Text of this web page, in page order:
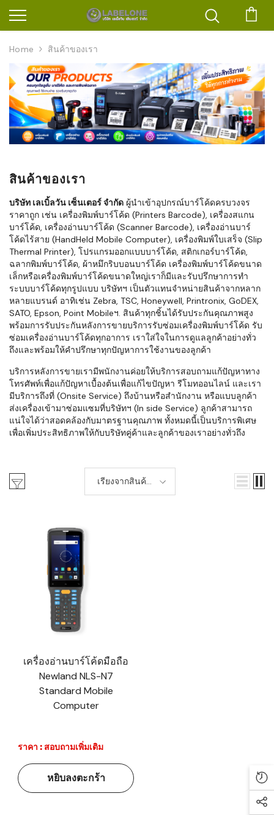
Home สินค้าของเรา
สินค้าของเรา
บริษัท เลเบิ้ลวัน เซ็นเตอร์ จำกัด ผู้นำเข้าอุปกรณ์บาร์โค้ดครบวงจร
ราคาถูก เช่น เครื่องพิมพ์บาร์โค้ด (Printers Barcode), เครื่องสแกน
บาร์โค้ด, เครื่องอ่านบาร์โค้ด (Scanner Barcode), เครื่องอ่านบาร์
โค้ดไร้สาย (HandHeld Mobile Computer), เครื่องพิมพ์ใบเสร็จ (Slip
Thermal Printer), โปรแกรมออกแบบบาร์โค้ด, สติกเกอร์บาร์โค้ด,
ฉลากพิมพ์บาร์โค้ด, ผ้าหมึกริบบอนบาร์โค้ด เครื่องพิมพ์บาร์โค้ดขนาด
เล็กหรือเครื่องพิมพ์บาร์โค้ดขนาดใหญ่เราก็มีและรับปรึกษาการทำ
ระบบบาร์โค้ดทุกรูปแบบ บริษัทฯ เป็นตัวแทนจำหน่ายสินค้าจากหลาก
หลายแบรนด์ อาทิเช่น Zebra, TSC, Honeywell, Printronix, GoDEX,
SATO, Epson, Point Mobileฯ. สินค้าทุกชิ้นได้รับประกันคุณภาพสูง
พร้อมการรับประกันหลังการขายบริการรับซ่อมเครื่องพิมพ์บาร์โค้ด รับ
ซ่อมเครื่องอ่านบาร์โค้ดทุกอาการ เราใส่ใจในการดูแลลูกค้าอย่างทั่ว
ถึงและพร้อมให้คำปรึกษาทุกปัญหาการใช้งานของลูกค้า
บริการหลังการขายเรามีพนักงานค่อยให้บริการสอบถามแก้ปัญหาทาง
โทรศัพท์เพื่อแก้ปัญหาเบื้องต้นเพื่อแก้ไขปัญหา รีโมทออนไลน์ และเรา
มีบริการถึงที่ (Onsite Service) ถึงบ้านหรือสำนักงาน หรือแบบลูกค้า
ส่งเครื่องเข้ามาซ่อมแซมที่บริษัทฯ (In side Service) ลูกค้าสามารถ
แน่ใจได้ว่าสอดคล้องกับมาตรฐานคุณภาพ ทั้งหมดนี้เป็นบริการพิเศษ
เพื่อเพิ่มประสิทธิภาพให้กับบริษัทคู่ค้าและลูกค้าของเราอย่างทั่วถึง
เรียงจากสินค้า
ใหม่-เก่า
เครื่องอ่านบาร์โค้ดมือถือ
Newland NLS-N7
Standard Mobile
Computer
ราคา : สอบถามเพิ่มเติม
หยิบลงตะกร้า